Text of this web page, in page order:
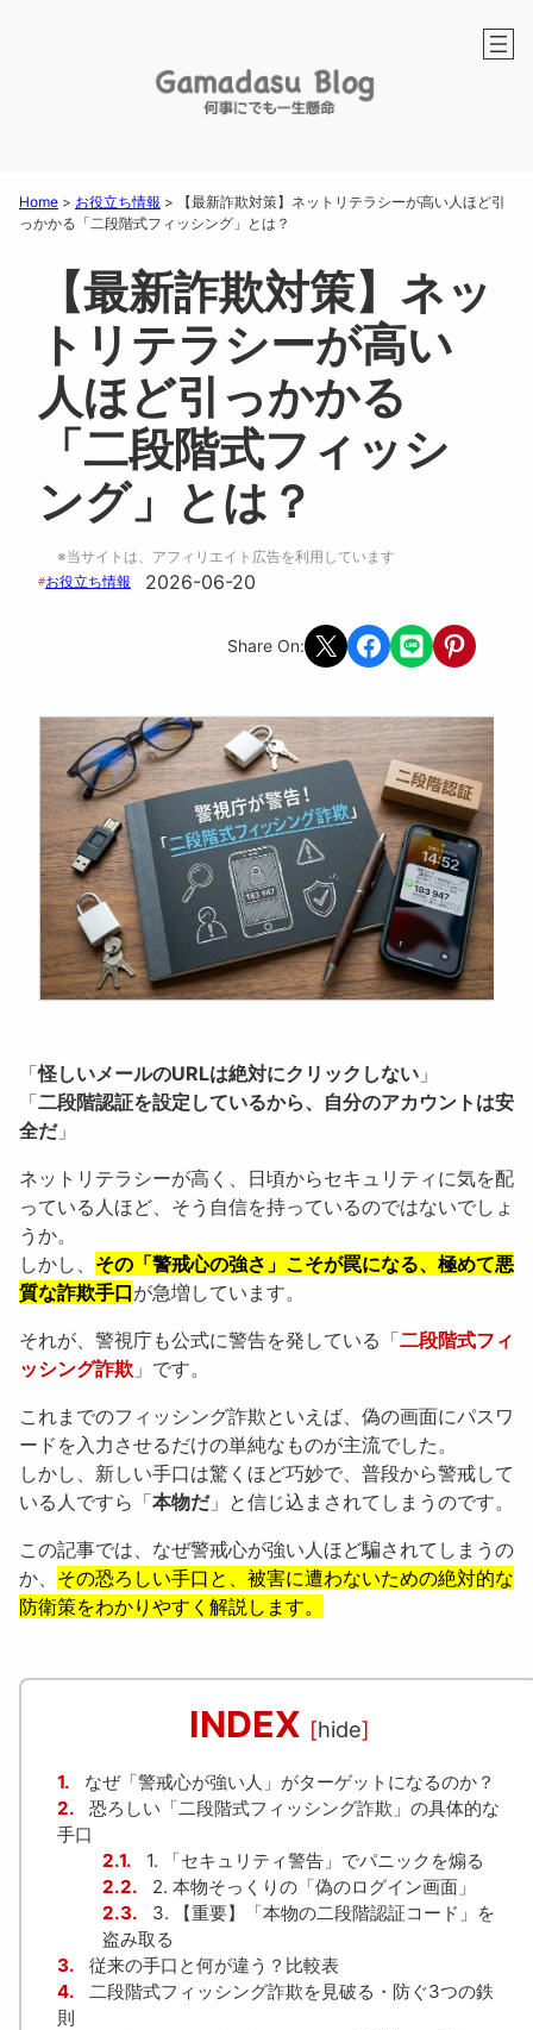
Home > お役立ち情報 >
【最新詐欺対策】ネットリテラシーが高い人ほど引
っかかる「二段階式フィッシング」とは？
【最新詐欺対策】ネッ
トリテラシーが高い
人ほど引っかかる
「二段階式フィッシ
ング」とは？
※当サイトは、アフィリエイト広告を利用しています
#お役立ち情報 2026-06-20
Share On: Share on X Share on Facebook
Share on LINEShare on
「怪しいメールのURLは絶対にクリックしない 」
「二段階認証を設定しているから、自分のアカウントは安
全だ」
ネットリテラシーが高く、日頃からセキュリティに気を配
っている人ほど、そう自信を持っているのではないでしょ
うか。
しかし、 その「警戒心の強さ」こそが罠になる、極めて悪
質な詐欺手口が急増しています。
それが、警視庁も公式に警告を発している「二段階式フィ
ッシング詐欺 」です。
これまでのフィッシング詐欺といえば、偽の画面にパスワ
ードを入力させるだけの単純なものが主流でした。
しかし、新しい手口は驚くほど巧妙で、普段から警戒して
いる人ですら「本物だ」と信じ込まされてしまうのです。
この記事では、なぜ警戒心が強い人ほど騙されてしまうの
か、 その恐ろしい手口と、被害に遭わないための絶対的な
防衛策をわかりやすく解説します。
INDEX [hide]
1.
なぜ「警戒心が強い人」がターゲットになるのか？
2.
恐ろしい「二段階式フィッシング詐欺」の具体的な
手口
2.1.
1. 「セキュリティ警告」でパニックを煽る
2.2.
2. 本物そっくりの「偽のログイン画面」
2.3.
3. 【重要】「本物の二段階認証コード」を
盗み取る
3.
従来の手口と何が違う？比較表
4.
二段階式フィッシング詐欺を見破る・防ぐ3つの鉄
則